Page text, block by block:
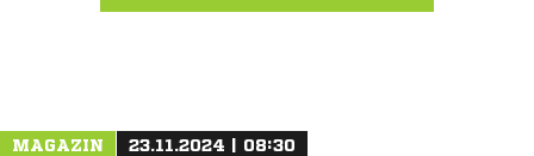
MAGAZIN 23.11.2024 | 08:30